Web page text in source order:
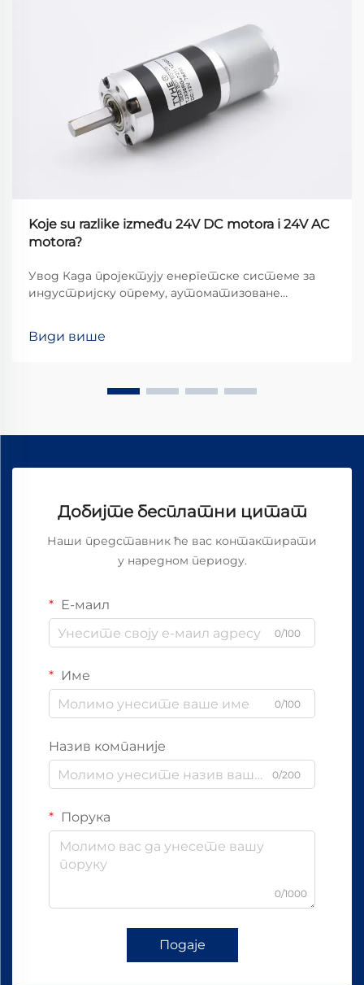
Koje su razlike između 24V DC motora i 24V AC
motora?
Увод Када пројектују енергетске системе за
индустријску опрему, аутоматизоване
мотори или 24V AC мотори? Иако оба раде на
Види више
Добијте бесплатни цитат
Наши представник ће вас контактирати
у наредном периоду.
Е-маил
0/100
Име
0/100
Назив компаније
0/200
Порука
0/1000
Подаје